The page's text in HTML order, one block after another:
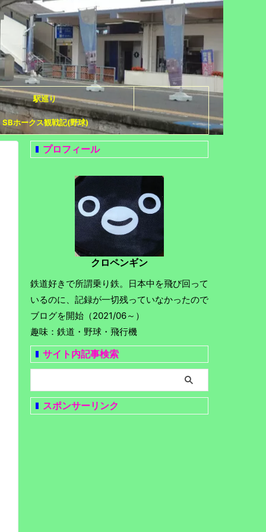
駅巡り
SBホークス観戦記(野球)
プロフィール
クロペンギン
鉄道好きで所謂乗り鉄。日本中を飛び回って
いるのに、記録が一切残っていなかったので
ブログを開始（2021/06～）
趣味：鉄道・野球・飛行機
サイト内記事検索
スポンサーリンク